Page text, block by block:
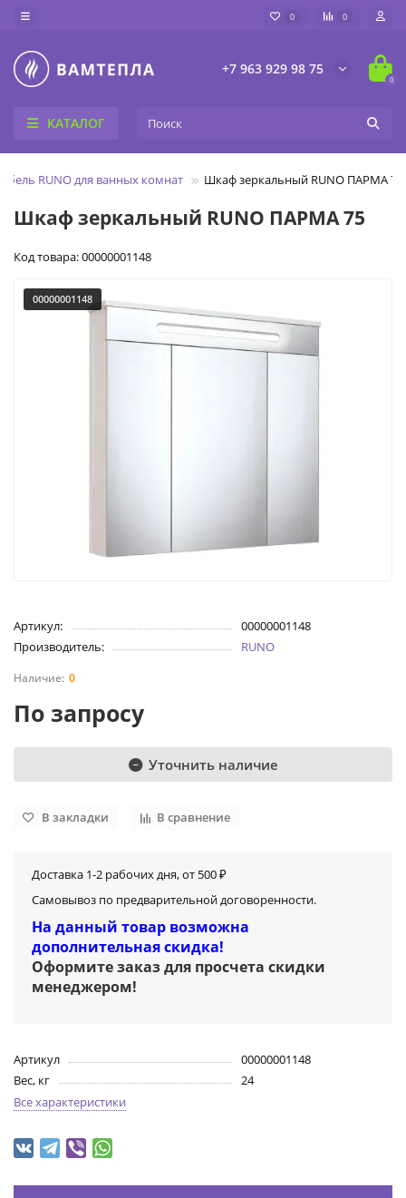
0 0
+7 963 929 98 75
0
КАТАЛОГ
RUNO для ванных комнат Шкаф зеркальный RUNO ПАРМА 75
Шкаф зеркальный RUNO ПАРМА 75
Код товара: 00000001148
00000001148
Артикул:
00000001148
Производитель:
RUNO
0
По запросу
Уточнить наличие
В закладки В сравнение
Доставка 1-2 рабочих дня, от 500 ₽
Самовывоз по предварительной договоренности.
На данный товар возможна
дополнительная скидка!
Оформите заказ для просчета скидки
менеджером!
Артикул
00000001148
Вес, кг
24
Все характеристики